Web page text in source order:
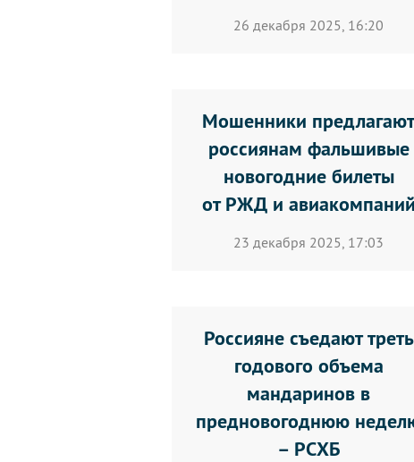
26 декабря 2025, 16:20
Мошенники
россиянам фальшивые
новогодние билеты
от РЖД и авиакомпаний
23 декабря 2025, 17:03
Россияне съедают треть
годового объема
мандаринов в
предновогоднюю
– РСХБ